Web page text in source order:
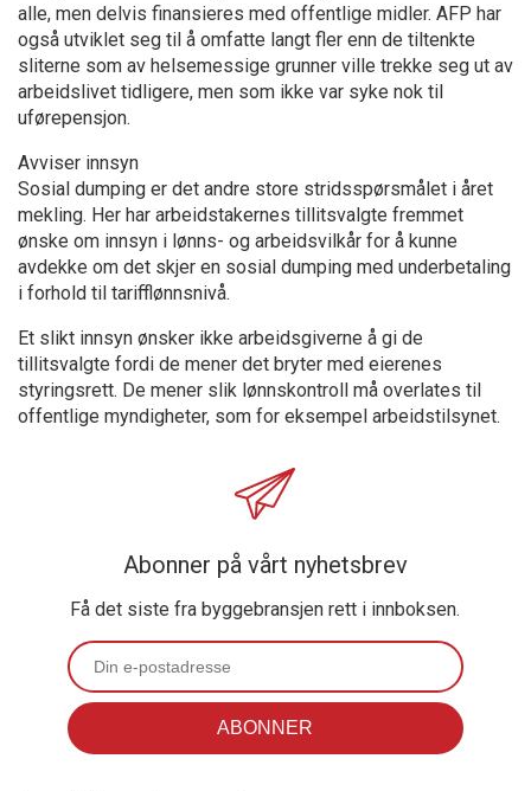
alle, men delvis finansieres med offentlige midler. AFP har
også utviklet seg til å omfatte langt fler enn de tiltenkte
sliterne som av helsemessige grunner ville trekke seg ut av
arbeidslivet tidligere, men som ikke var syke nok til
uførepensjon.
Avviser innsyn
Sosial dumping er det andre store stridsspørsmålet i året
mekling. Her har arbeidstakernes tillitsvalgte fremmet
ønske om innsyn i lønns- og arbeidsvilkår for å kunne
avdekke om det skjer en sosial dumping med underbetaling
i forhold til tarifflønnsnivå.
Et slikt innsyn ønsker ikke arbeidsgiverne å gi de
tillitsvalgte fordi de mener det bryter med eierenes
styringsrett. De mener slik lønnskontroll må overlates til
offentlige myndigheter, som for eksempel arbeidstilsynet.
Abonner på vårt nyhetsbrev
Få det siste fra byggebransjen rett i innboksen.